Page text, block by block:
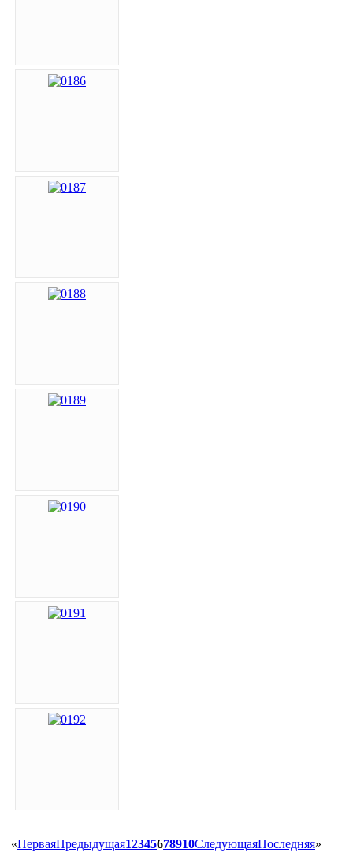
«ПерваяПредыдущая12345678910СледующаяПоследняя»